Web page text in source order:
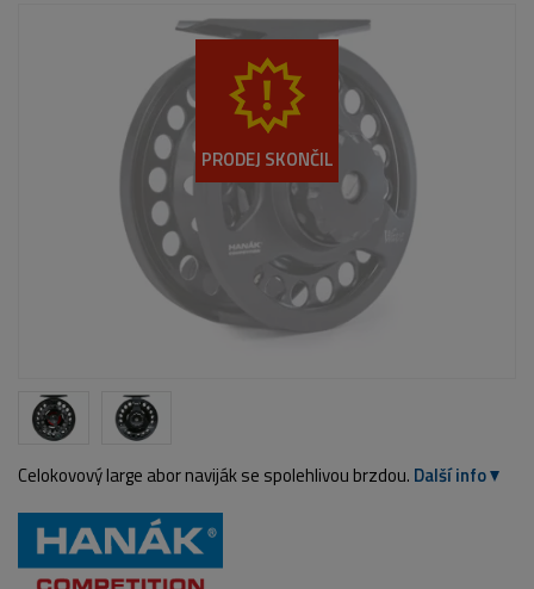
PRODEJ SKONČIL
Celokovový large abor naviják se spolehlivou brzdou. Další info